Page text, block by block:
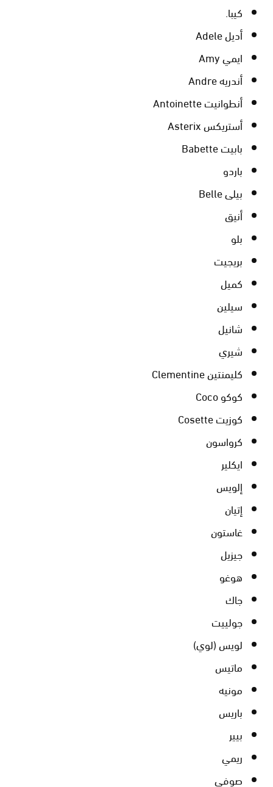
كيبا.
أديل Adele
ايمي Amy
أندريه Andre
أنطوانيت Antoinette
أستريكس Asterix
بابيت Babette
باردو
بيلى Belle
أنيق
بلو
بريجيت
كميل
سيلين
شانيل
شيري
كليمنتين Clementine
كوكو Coco
كوزيت Cosette
كرواسون
ايكلير
إلويس
إتيان
غاستون
جيزيل
هوغو
جاك
جولييت
لويس (لوي)
ماتيس
مونيه
باريس
بيير
ريمي
صوفي